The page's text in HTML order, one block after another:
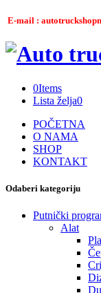
E-mail :
0Items
Lista želja0
POČETNA
O NAMA
SHOP
KONTAKT
Odaberi kategoriju
Putnički
Alat